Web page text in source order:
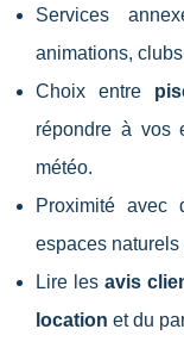
Services
animations,
Choix entre
répondre à vos
météo.
Proximité avec
espaces
Lire lesavis
location et du